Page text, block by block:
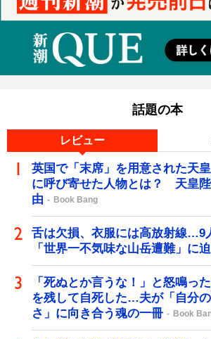
話題の本
レビュー
英国で「末席」を用意された天
に呼び寄せた人物とは？ 天皇
由
Book Bang
舌は欠損、衣服には高放射線…9
「世界一不気味な山岳遭難」に
「死ぬとか言うな！」と怒鳴っ
を残して自死した…夫が「自分
さ」に向き合う魂の一冊
Book